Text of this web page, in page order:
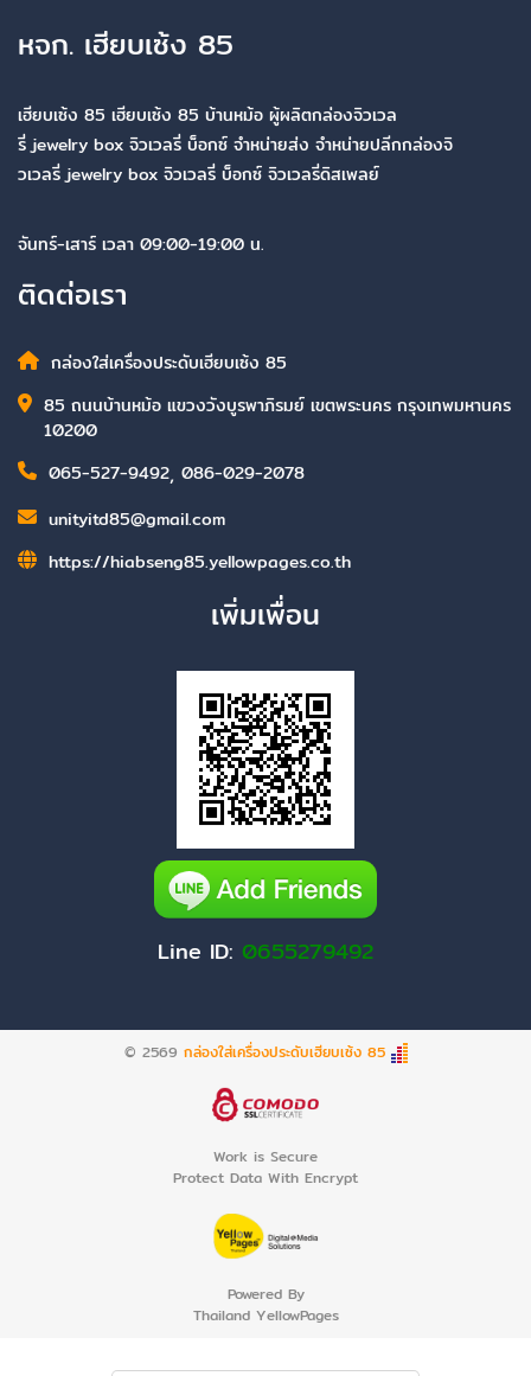
หจก. เฮียบเซ้ง 85
เฮียบเซ้ง 85 เฮียบเซ้ง 85 บ้านหม้อ ผู้ผลิตกล่องจิวเวล
รี่ jewelry box จิวเวลรี่ บ็อกซ์ จำหน่ายส่ง จำหน่ายปลีกกล่องจิ
วเวลรี่ jewelry box จิวเวลรี่ บ็อกซ์ จิวเวลรี่ดิสเพลย์
จันทร์-เสาร์ เวลา 09:00-19:00 น.
ติดต่อเรา
กล่องใส่เครื่องประดับเฮียบเซ้ง 85
85 ถนนบ้านหม้อ แขวงวังบูรพาภิรมย์ เขตพระนคร กรุงเทพมหานคร
10200
065-527-9492, 086-029-2078
unityitd85@gmail.com
https://hiabseng85.yellowpages.co.th
เพิ่มเพื่อน
Line ID: 0655279492
© 2569 กล่องใส่เครื่องประดับเฮียบเซ้ง 85
Work is Secure
Protect Data With Encrypt
Powered By
Thailand YellowPages